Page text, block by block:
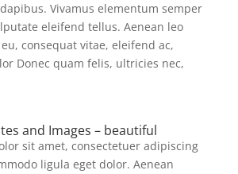
Vivamus elementum semper
eleifend tellus. Aenean leo
consequat vitae, eleifend ac,
Donec quam felis, ultricies nec,
and Images – beautiful
sit amet, consectetuer adipiscing
ligula eget dolor. Aenean